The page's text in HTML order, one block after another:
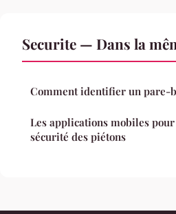
Securite — Dans la
Comment identifier un pare-
Les applications mobiles
sécurité des piétons